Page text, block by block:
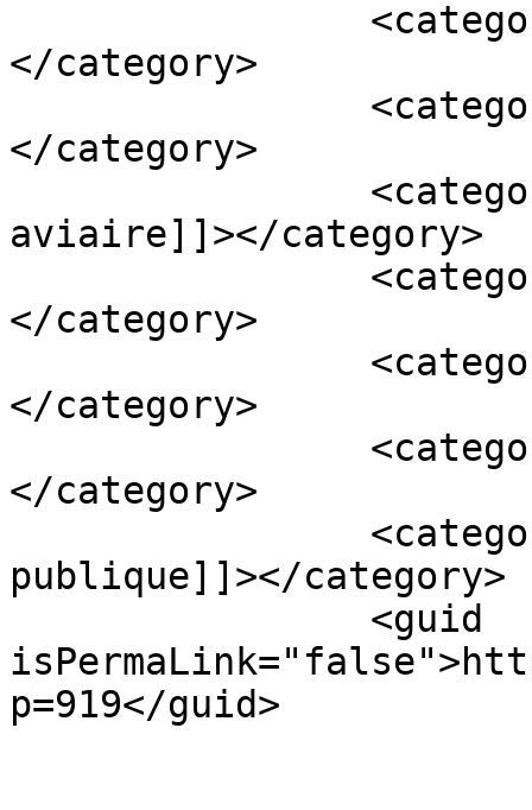
</category>
</category>
aviaire]]></category>
</category>
</category>
</category>
publique]]></category>
p=919</guid>